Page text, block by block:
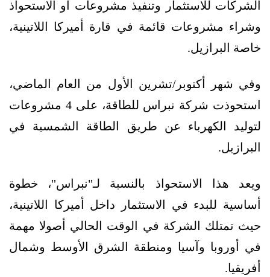
الشركات للاستثمار وتنفيذ مشروعات أو الاستحواذ
وشراء مشروعات قائمة في قارة أميركا اللاتينية،
خاصة البرازيل.
وفي شهر أكتوبر/تشرين الأول من العام الماضي،
استحوذت شركة نبراس للطاقة، على 4 مشروعات
لتوليد الكهرباء عن طريق الطاقة الشمسية في
البرازيل.
ويعد هذا الاستحواذ بالنسبة لـ"نبراس"، خطوة
أساسية للبدء في الاستثمار داخل أميركا اللاتينية،
حيث تمتلك الشركة في الوقت الحالي أصولا مهمة
في أوروبا وآسيا ومنطقة الشرق الأوسط وشمال
أفريقيا.